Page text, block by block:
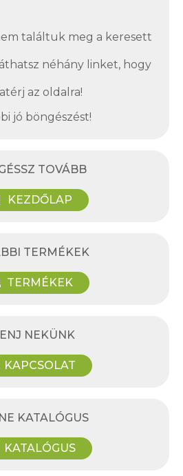
találtuk meg a keresett
néhány linket, hogy
az oldalra!
jó böngészést!
TOVÁBB
KEZDŐLAP
TERMÉKEK
TERMÉKEK
NEKÜNK
KAPCSOLAT
KATALÓGUS
KATALÓGUS